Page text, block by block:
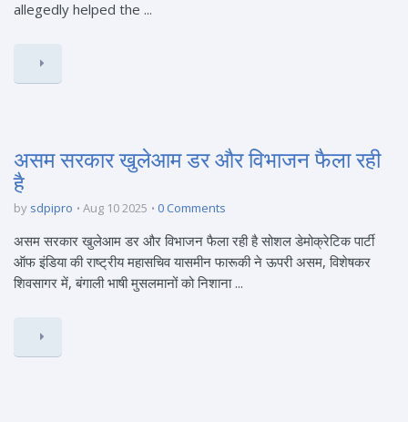
allegedly helped the ...
असम सरकार खुलेआम डर और विभाजन फैला रही
है
by sdpipro Aug 10 2025 0 Comments
असम सरकार खुलेआम डर और विभाजन फैला रही है सोशल डेमोक्रेटिक पार्टी
ऑफ इंडिया की राष्ट्रीय महासचिव यासमीन फारूकी ने ऊपरी असम, विशेषकर
शिवसागर में, बंगाली भाषी मुसलमानों को निशाना ...